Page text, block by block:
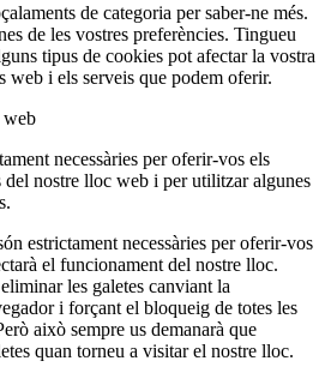
de categoria per saber-ne més.
de les vostres preferències. Tingueu
tipus de cookies pot afectar la vostra
web i els serveis que podem oferir.
web
necessàries per oferir-vos els
del nostre lloc web i per utilitzar algunes
estrictament necessàries per oferir-vos
el funcionament del nostre lloc.
les galetes canviant la
i forçant el bloqueig de totes les
això sempre us demanarà que
quan torneu a visitar el nostre lloc.